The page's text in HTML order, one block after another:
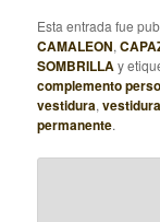
Esta entrada fue
CAMALEON,
SOMBRILLA y
complemento
vestidura,
permanente.